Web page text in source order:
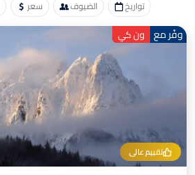
تواريخ الضيوف سعر
تقييم عالي
وفّر مع ون كي